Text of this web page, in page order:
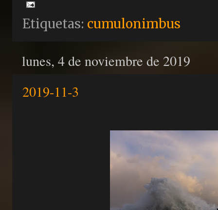
Etiquetas: cumulonimbus
lunes, 4 de noviembre de 2019
2019-11-3